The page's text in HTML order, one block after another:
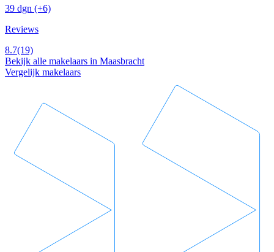
39 dgn (+6)
Reviews
8.7(19)
Bekijk alle makelaars in Maasbracht
Vergelijk makelaars